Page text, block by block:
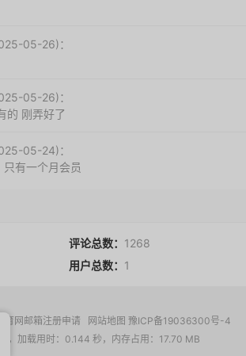
05-26)：
05-26)：
的 刚弄好了
05-24)：
只有一个月会员
评论总数： 1268
用户总数： 1
育网邮箱注册申请 网站地图 豫ICP备19036300号-4
次，加载用时：0.144 秒，内存占用：17.70 MB